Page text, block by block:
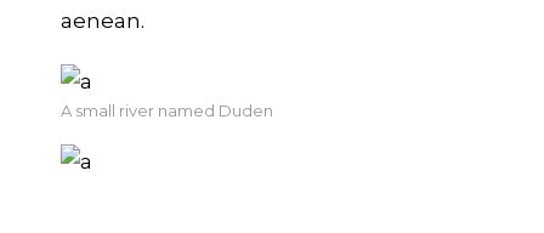
aenean.
A small river named Duden